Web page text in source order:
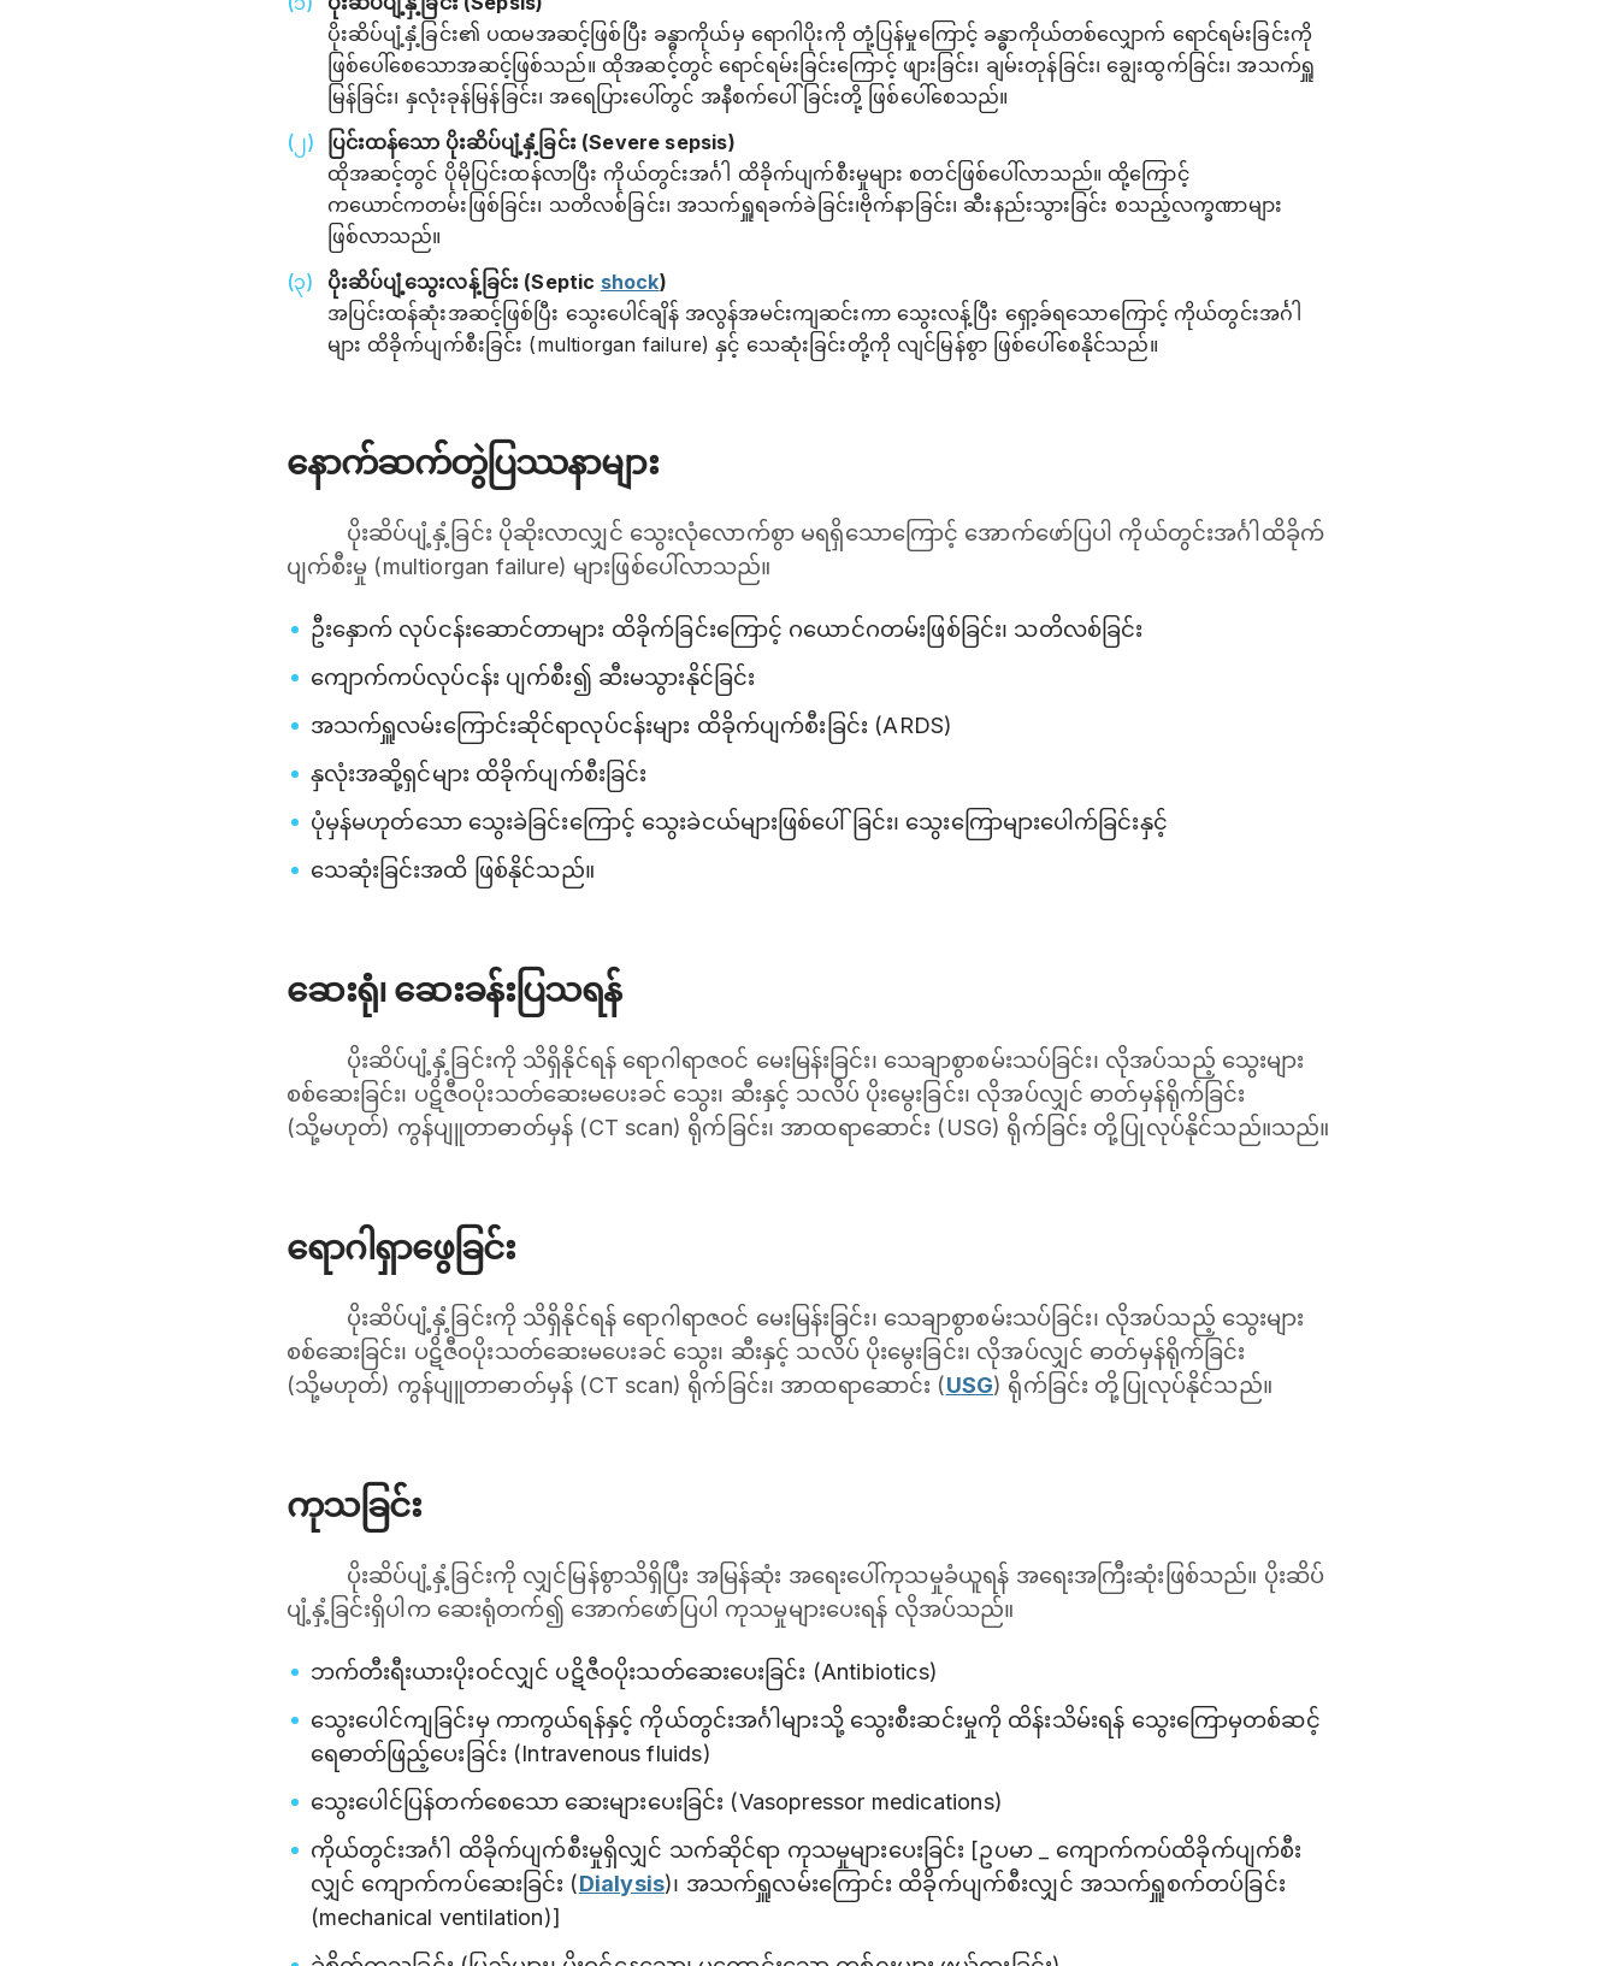
ပိုးဆိပ်ပျံ့နှံ့ခြင်း၏ ပထမအဆင့်ဖြစ်ပြီး ခန္ဓာကိုယ်မှ ရောဂါပိုးကို တုံ့ပြန်မှုကြောင့် ခန္ဓာကိုယ်တစ်လျှောက် ရောင်ရမ်းခြင်းကို
ဖြစ်ပေါ်စေသောအဆင့်ဖြစ်သည်။ ထိုအဆင့်တွင် ရောင်ရမ်းခြင်းကြောင့် ဖျားခြင်း၊ ချမ်းတုန်ခြင်း၊ ချွေးထွက်ခြင်း၊ အသက်ရှူ
မြန်ခြင်း၊ နှလုံးခုန်မြန်ခြင်း၊ အရေပြားပေါ်တွင် အနီစက်ပေါ်ခြင်းတို့ ဖြစ်ပေါ်စေသည်။
ပြင်းထန်သော ပိုးဆိပ်ပျံ့နှံ့ခြင်း (Severe sepsis)
ထိုအဆင့်တွင် ပိုမိုပြင်းထန်လာပြီး ကိုယ်တွင်းအင်္ဂါ ထိခိုက်ပျက်စီးမှုများ စတင်ဖြစ်ပေါ်လာသည်။ ထို့ကြောင့်
ကယောင်ကတမ်းဖြစ်ခြင်း၊ သတိလစ်ခြင်း၊ အသက်ရှူရခက်ခဲခြင်း၊ဗိုက်နာခြင်း၊ ဆီးနည်းသွားခြင်း စသည့်လက္ခဏာများ
ဖြစ်လာသည်။
ပိုးဆိပ်ပျံ့သွေးလန့်ခြင်း (Septic shock)
အပြင်းထန်ဆုံးအဆင့်ဖြစ်ပြီး သွေးပေါင်ချိန် အလွန်အမင်းကျဆင်းကာ သွေးလန့်ပြီး ရှော့ခ်ရသောကြောင့် ကိုယ်တွင်းအင်္ဂါ
များ ထိခိုက်ပျက်စီးခြင်း (multiorgan failure) နှင့် သေဆုံးခြင်းတို့ကို လျင်မြန်စွာ ဖြစ်ပေါ်စေနိုင်သည်။
နောက်ဆက်တွဲပြဿနာများ
ပိုးဆိပ်ပျံ့နှံ့ခြင်း ပိုဆိုးလာလျှင် သွေးလုံလောက်စွာ မရရှိသောကြောင့် အောက်ဖော်ပြပါ ကိုယ်တွင်းအင်္ဂါထိခိုက်
ပျက်စီးမှု (multiorgan failure) များဖြစ်ပေါ်လာသည်။
ဦးနှောက် လုပ်ငန်းဆောင်တာများ ထိခိုက်ခြင်းကြောင့် ဂယောင်ဂတမ်းဖြစ်ခြင်း၊ သတိလစ်ခြင်း
ကျောက်ကပ်လုပ်ငန်း ပျက်စီး၍ ဆီးမသွားနိုင်ခြင်း
အသက်ရှူလမ်းကြောင်းဆိုင်ရာလုပ်ငန်းများ ထိခိုက်ပျက်စီးခြင်း (ARDS)
နှလုံးအဆို့ရှင်များ ထိခိုက်ပျက်စီးခြင်း
ပုံမှန်မဟုတ်သော သွေးခဲခြင်းကြောင့် သွေးခဲငယ်များဖြစ်ပေါ်ခြင်း၊ သွေးကြောများပေါက်ခြင်းနှင့်
သေဆုံးခြင်းအထိ ဖြစ်နိုင်သည်။
ဆေးရုံ၊ ဆေးခန်းပြသရန်
ပိုးဆိပ်ပျံ့နှံ့ခြင်းကို သိရှိနိုင်ရန် ရောဂါရာဇဝင် မေးမြန်းခြင်း၊ သေချာစွာစမ်းသပ်ခြင်း၊ လိုအပ်သည့် သွေးများ
စစ်ဆေးခြင်း၊ ပဋိဇီဝပိုးသတ်ဆေးမပေးခင် သွေး၊ ဆီးနှင့် သလိပ် ပိုးမွေးခြင်း၊ လိုအပ်လျှင် ဓာတ်မှန်ရိုက်ခြင်း
(သို့မဟုတ်) ကွန်ပျူတာဓာတ်မှန် (CT scan) ရိုက်ခြင်း၊ အာထရာဆောင်း (USG) ရိုက်ခြင်း တို့ပြုလုပ်နိုင်သည်။သည်။
ရောဂါရှာဖွေခြင်း
ပိုးဆိပ်ပျံ့နှံ့ခြင်းကို သိရှိနိုင်ရန် ရောဂါရာဇဝင် မေးမြန်းခြင်း၊ သေချာစွာစမ်းသပ်ခြင်း၊ လိုအပ်သည့် သွေးများ
စစ်ဆေးခြင်း၊ ပဋိဇီဝပိုးသတ်ဆေးမပေးခင် သွေး၊ ဆီးနှင့် သလိပ် ပိုးမွေးခြင်း၊ လိုအပ်လျှင် ဓာတ်မှန်ရိုက်ခြင်း
(သို့မဟုတ်) ကွန်ပျူတာဓာတ်မှန် (CT scan) ရိုက်ခြင်း၊ အာထရာဆောင်း (USG) ရိုက်ခြင်း တို့ပြုလုပ်နိုင်သည်။
ကုသခြင်း
ပိုးဆိပ်ပျံ့နှံ့ခြင်းကို လျှင်မြန်စွာသိရှိပြီး အမြန်ဆုံး အ‌ရေးပေါ်ကုသမှုခံယူရန် အရေးအကြီးဆုံးဖြစ်သည်။ ပိုးဆိပ်
ပျံ့နှံ့ခြင်းရှိပါက ဆေးရုံတက်၍ အောက်ဖော်ပြပါ ကုသမှုများပေးရန် လိုအပ်သည်။
ဘက်တီးရီးယားပိုးဝင်လျှင် ပဋိဇီဝပိုးသတ်ဆေးပေးခြင်း (Antibiotics)
သွေးပေါင်ကျခြင်းမှ ကာကွယ်ရန်နှင့် ကိုယ်တွင်းအင်္ဂါများသို့ သွေးစီးဆင်းမှုကို ထိန်းသိမ်းရန် သွေးကြောမှတစ်ဆင့်
ရေဓာတ်ဖြည့်ပေးခြင်း (Intravenous fluids)
သွေးပေါင်ပြန်တက်စေသော ဆေးများပေးခြင်း (Vasopressor medications)
ကိုယ်တွင်းအင်္ဂါ ထိခိုက်ပျက်စီးမှုရှိလျှင် သက်ဆိုင်ရာ ကုသမှုများပေးခြင်း [ဥပမာ _ ကျောက်ကပ်ထိခိုက်ပျက်စီး
လျှင် ကျောက်ကပ်ဆေးခြင်း (Dialysis)၊ အသက်ရှူလမ်းကြောင်း ထိခိုက်ပျက်စီးလျှင် အသက်ရှူစက်တပ်ခြင်း
(mechanical ventilation)]